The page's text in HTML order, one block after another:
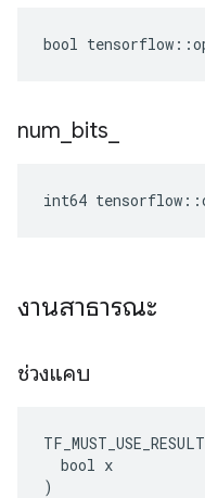
bool
num bits
int64
งานสาธารณะ
ช่วงแคบ
TF_MUST_USE_RESULT
  bool x
)